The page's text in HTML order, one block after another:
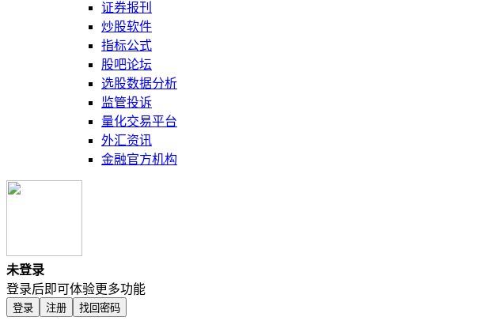
证券报刊
炒股软件
指标公式
股吧论坛
选股数据分析
监管投诉
量化交易平台
外汇资讯
金融官方机构
未登录
登录后即可体验更多功能
登录 注册 找回密码